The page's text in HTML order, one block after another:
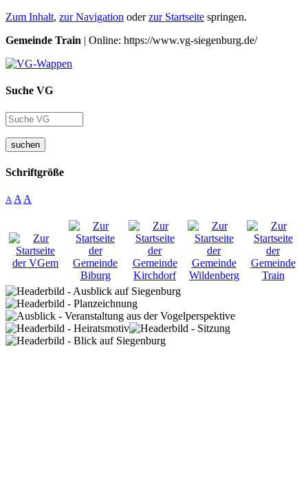
Zum Inhalt, zur Navigation oderzur Startseite springen.
Gemeinde Train | Online: https://www.vg-siegenburg.de/
Suche VG
suchen
Schriftgröße
A A A